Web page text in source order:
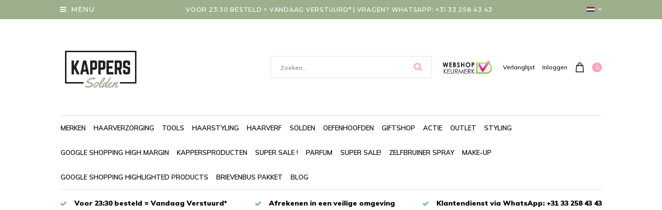
MENU VOOR 23:30 BESTELD = VANDAAG VERSTUURD* | VRAGEN? WHATSAPP: +31 33 258 43 43
Verlanglijst Inloggen 0
MERKEN HAARVERZORGING TOOLS HAARSTYLING HAARVERF SOLDEN OEFENHOOFDEN GIFTSHOP ACTIE OUTLET STYLING
GOOGLE SHOPPING HIGH MARGIN KAPPERSPRODUCTEN SUPER SALE ! PARFUM SUPER SALE! ZELFBRUINER SPRAY MAKE-UP
GOOGLE SHOPPING HIGHLIGHTED PRODUCTS BRIEVENBUS PAKKET BLOG
Voor 23:30 besteld = Vandaag Verstuurd* Afrekenen in een veilige omgeving Klantendienst via WhatsApp: +31 33 258 43 43